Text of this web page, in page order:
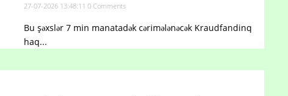
27-07-2026 13:48:11 0 Comments
Bu şəxslər 7 min manatadək cərimələnəcək Kraudfandinq
haq...